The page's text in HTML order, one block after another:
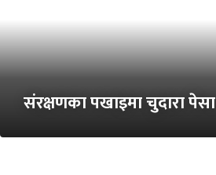
संरक्षणका पखाइमा चुदारा पेसा